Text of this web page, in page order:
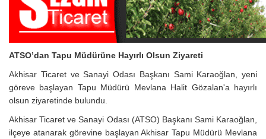
ATSO’dan Tapu Müdürüne Hayırlı Olsun Ziyareti
Akhisar Ticaret ve Sanayi Odası Başkanı Sami Karaoğlan, yeni
göreve başlayan Tapu Müdürü Mevlana Halit Gözalan'a hayırlı
olsun ziyaretinde bulundu.
Akhisar Ticaret ve Sanayi Odası (ATSO) Başkanı Sami Karaoğlan,
ilçeye atanarak görevine başlayan Akhisar Tapu Müdürü Mevlana